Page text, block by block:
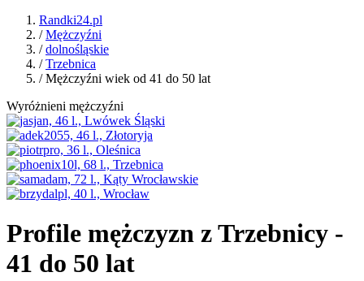
Randki24.pl
/Mężczyźni
/dolnośląskie
/Trzebnica
/ Mężczyźni wiek od 41 do 50 lat
Wyróżnieni mężczyźni
Profile mężczyzn z Trzebnicy -
41 do 50 lat